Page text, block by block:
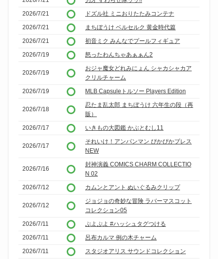
2026/7/21
ドズル社 ミニおりたたみコンテナ
2026/7/21
まちぼうけ ベルセルク 黄金時代篇
2026/7/21
初音ミク みんなでプールフィギュア
2026/7/19
怒ったわんちゃあぁぁん2
2026/7/19
おジャ魔女どれみにょん シャカシャカア
クリルチャーム
2026/7/19
MLB Capsuleトルソー Players Edition
2026/7/18
忍たま乱太郎 まちぼうけ 六年生の段（再
販）
2026/7/17
いきもの大図鑑 かぶとむし11
2026/7/17
それいけ！アンパンマン ぴかぴかブレス
NEW
2026/7/16
封神演義 COMICS CHARM COLLECTIO
N 02
2026/7/12
カムンとアント ぬいぐるみクリップ
2026/7/12
ジョジョの奇妙な冒険 ラバーマスコット
コレクション05
2026/7/11
ぷよぷよ #ハッシュタグつける
2026/7/11
呂布カルマ 例の木チャーム
2026/7/11
スタジオアリス サウンドコレクション